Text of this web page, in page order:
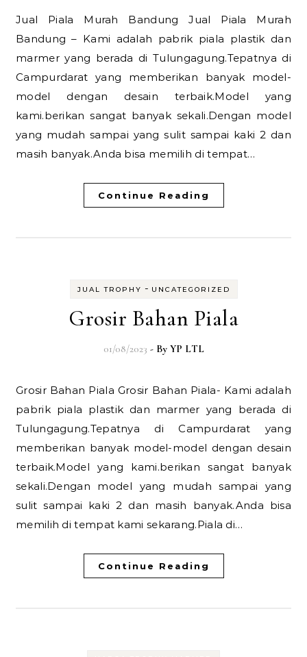
Jual Piala Murah Bandung Jual Piala Murah
Bandung – Kami adalah pabrik piala plastik dan
marmer yang berada di Tulungagung.Tepatnya di
Campurdarat yang memberikan banyak model-
model dengan desain terbaik.Model yang
kami.berikan sangat banyak sekali.Dengan model
yang mudah sampai yang sulit sampai kaki 2 dan
masih banyak.Anda bisa memilih di tempat…
Continue Reading
JUAL TROPHY - UNCATEGORIZED
Grosir Bahan Piala
01/08/2023 - By YP LTL
Grosir Bahan Piala Grosir Bahan Piala- Kami adalah
pabrik piala plastik dan marmer yang berada di
Tulungagung.Tepatnya di Campurdarat yang
memberikan banyak model-model dengan desain
terbaik.Model yang kami.berikan sangat banyak
sekali.Dengan model yang mudah sampai yang
sulit sampai kaki 2 dan masih banyak.Anda bisa
memilih di tempat kami sekarang.Piala di…
Continue Reading